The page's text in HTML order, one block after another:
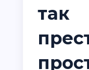
так